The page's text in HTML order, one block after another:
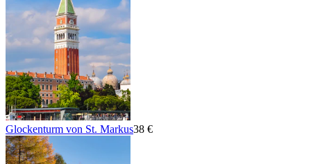
Glockenturm von St. Markus38 €